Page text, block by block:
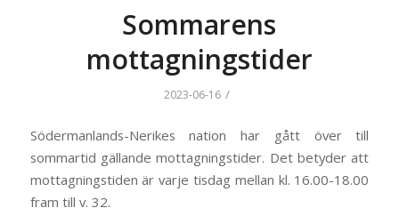
Sommarens
mottagningstider
2023-06-16 /
Södermanlands-Nerikes nation har gått över till
sommartid gällande mottagningstider. Det betyder att
mottagningstiden är varje tisdag mellan kl. 16.00-18.00
fram till v. 32.